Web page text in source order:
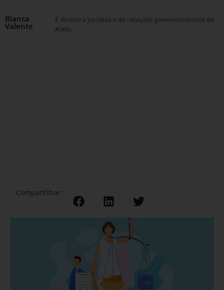
Bianca
Valente
É diretora jurídica e de relações governamentais da
Alelo.
Compartilhar: